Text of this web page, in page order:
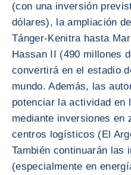
(con una inversión
dólares), la ampliación
Tánger-Kenitra hasta
Hassan II (490 millones
convertirá en el estadio
mundo. Además, las
potenciar la actividad en
mediante inversiones en
centros logísticos (El
También continuarán las
(especialmente en